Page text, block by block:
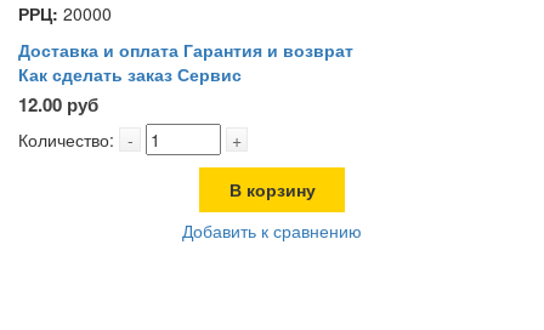
РРЦ: 20000
Доставка и оплата Гарантия и возврат
Как сделать заказ Сервис
12.00 руб
Количество: - +
В корзину
Добавить к сравнению